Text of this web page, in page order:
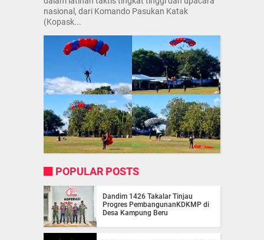
nasional, dari Komando Pasukan Katak
(Kopask...
POPULAR POSTS
Dandim 1426 Takalar Tinjau
Progres PembangunanKDKMP di
Desa Kampung Beru